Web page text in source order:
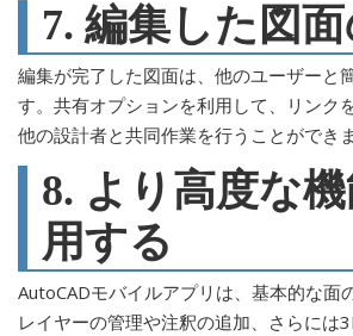
7. 編集した図
編集が完了した図面は、他のユーザーと
す。共有オプションを利用して、リンク
他の設計者と共同作業を行うことができま
8. より高度な機
用する
AutoCADモバイルアプリは、基本的な面
レイヤーの管理や注釈の追加、さらには